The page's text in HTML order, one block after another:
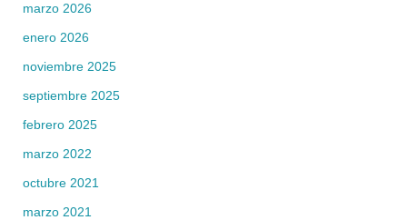
marzo 2026
enero 2026
noviembre 2025
septiembre 2025
febrero 2025
marzo 2022
octubre 2021
marzo 2021